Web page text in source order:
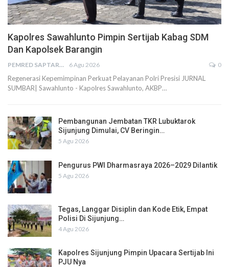
Kapolres Sawahlunto Pimpin Sertijab Kabag SDM
Dan Kapolsek Barangin
PEMRED SAPTARIUS 6 Agu 2026 0
Regenerasi Kepemimpinan Perkuat Pelayanan Polri Presisi JURNAL
SUMBAR| Sawahlunto - Kapolres Sawahlunto, AKBP…
Pembangunan Jembatan TKR Lubuktarok
Sijunjung Dimulai, CV Beringin…
5 Agu 2026
Pengurus PWI Dharmasraya 2026–2029 Dilantik
5 Agu 2026
Tegas, Langgar Disiplin dan Kode Etik, Empat
Polisi Di Sijunjung…
4 Agu 2026
Kapolres Sijunjung Pimpin Upacara Sertijab Ini
PJU Nya